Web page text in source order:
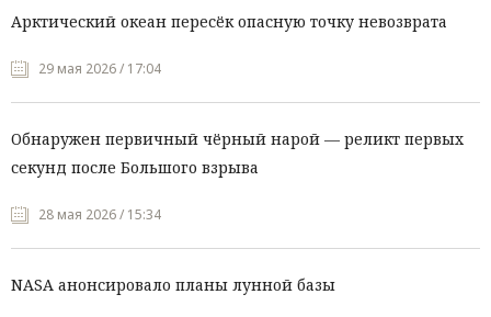
Арктический океан пересёк опасную точку невозврата
29 мая 2026 / 17:04
Обнаружен первичный чёрный нарой — реликт первых
секунд после Большого взрыва
28 мая 2026 / 15:34
NASA анонсировало планы лунной базы